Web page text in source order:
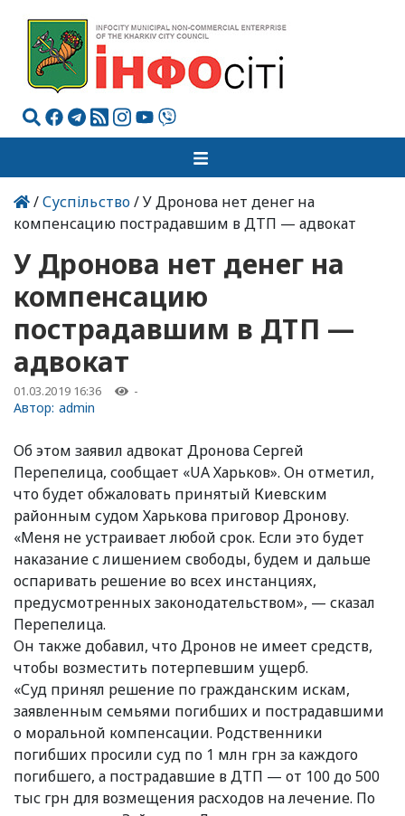
/Суспільство/ У Дронова нет денег на
компенсацию пострадавшим в ДТП — адвокат
У Дронова нет денег на
компенсацию
пострадавшим в ДТП —
адвокат
01.03.2019 16:36 -
Автор: admin
Об этом заявил адвокат Дронова Сергей
Перепелица, сообщает «UA Харьков». Он отметил,
что будет обжаловать принятый Киевским
районным судом Харькова приговор Дронову.
«Меня не устраивает любой срок. Если это будет
наказание с лишением свободы, будем и дальше
оспаривать решение во всех инстанциях,
предусмотренных законодательством», — сказал
Перепелица.
Он также добавил, что Дронов не имеет средств,
чтобы возместить потерпевшим ущерб.
«Суд принял решение по гражданским искам,
заявленным семьями погибших и пострадавшими
о моральной компенсации. Родственники
погибших просили суд по 1 млн грн за каждого
погибшего, а пострадавшие в ДТП — от 100 до 500
тыс грн для возмещения расходов на лечение. По